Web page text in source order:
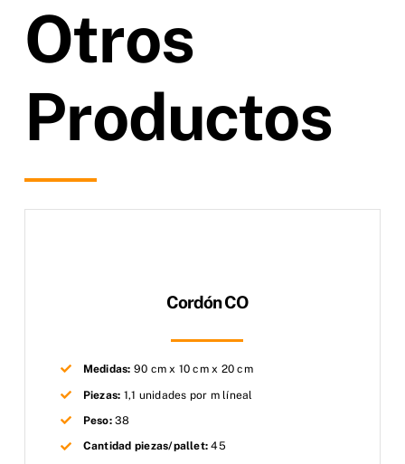
Otros
Productos
Cordón CO
Medidas: 90 cm x 10 cm x 20 cm
Piezas: 1,1 unidades por m líneal
Peso:38
Cantidad piezas/pallet: 45